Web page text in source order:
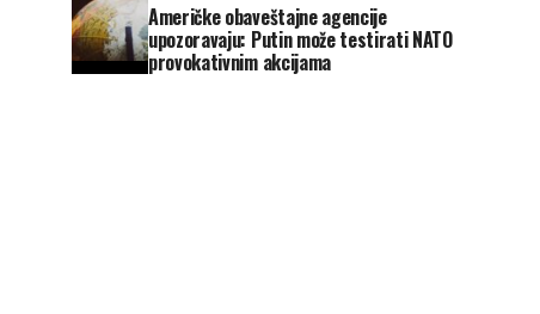
Američke obaveštajne agencije
upozoravaju: Putin može testirati NATO
provokativnim akcijama